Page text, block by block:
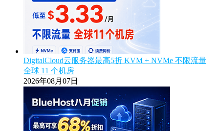
DigitalCloud云服务器最高5折 KVM + NVMe 不限流量
全球 11 个机房
2026年08月07日